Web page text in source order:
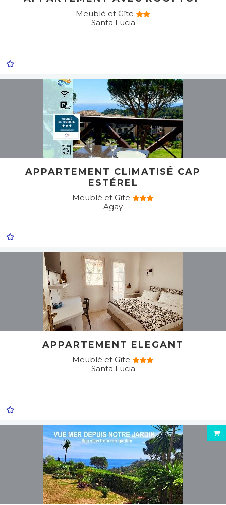
Meublé et Gîte
Santa Lucia
APPARTEMENT CLIMATISÉ CAP
ESTÉREL
Meublé et Gîte
Agay
APPARTEMENT ELEGANT
Meublé et Gîte
Santa Lucia